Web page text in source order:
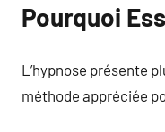
Pourquoi
L’hypnose présente
méthode appréciée